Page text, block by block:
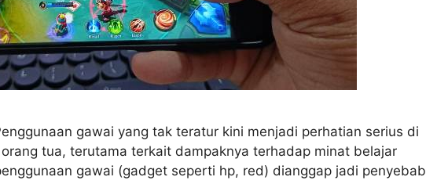
gawai yang tak teratur kini menjadi perhatian serius di
tua, terutama terkait dampaknya terhadap minat belajar
gawai (gadget seperti hp, red) dianggap jadi penyebab